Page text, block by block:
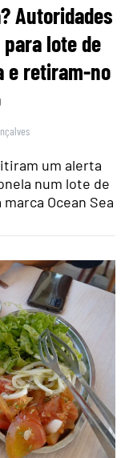
Autoridades
lote de
e retiram-no
um alerta
num lote de
Ocean Sea